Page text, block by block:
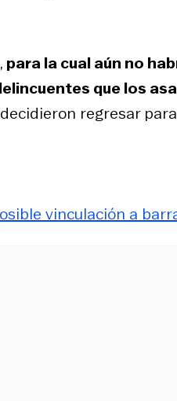
para la cual aún no
que los
regresar
vinculación a